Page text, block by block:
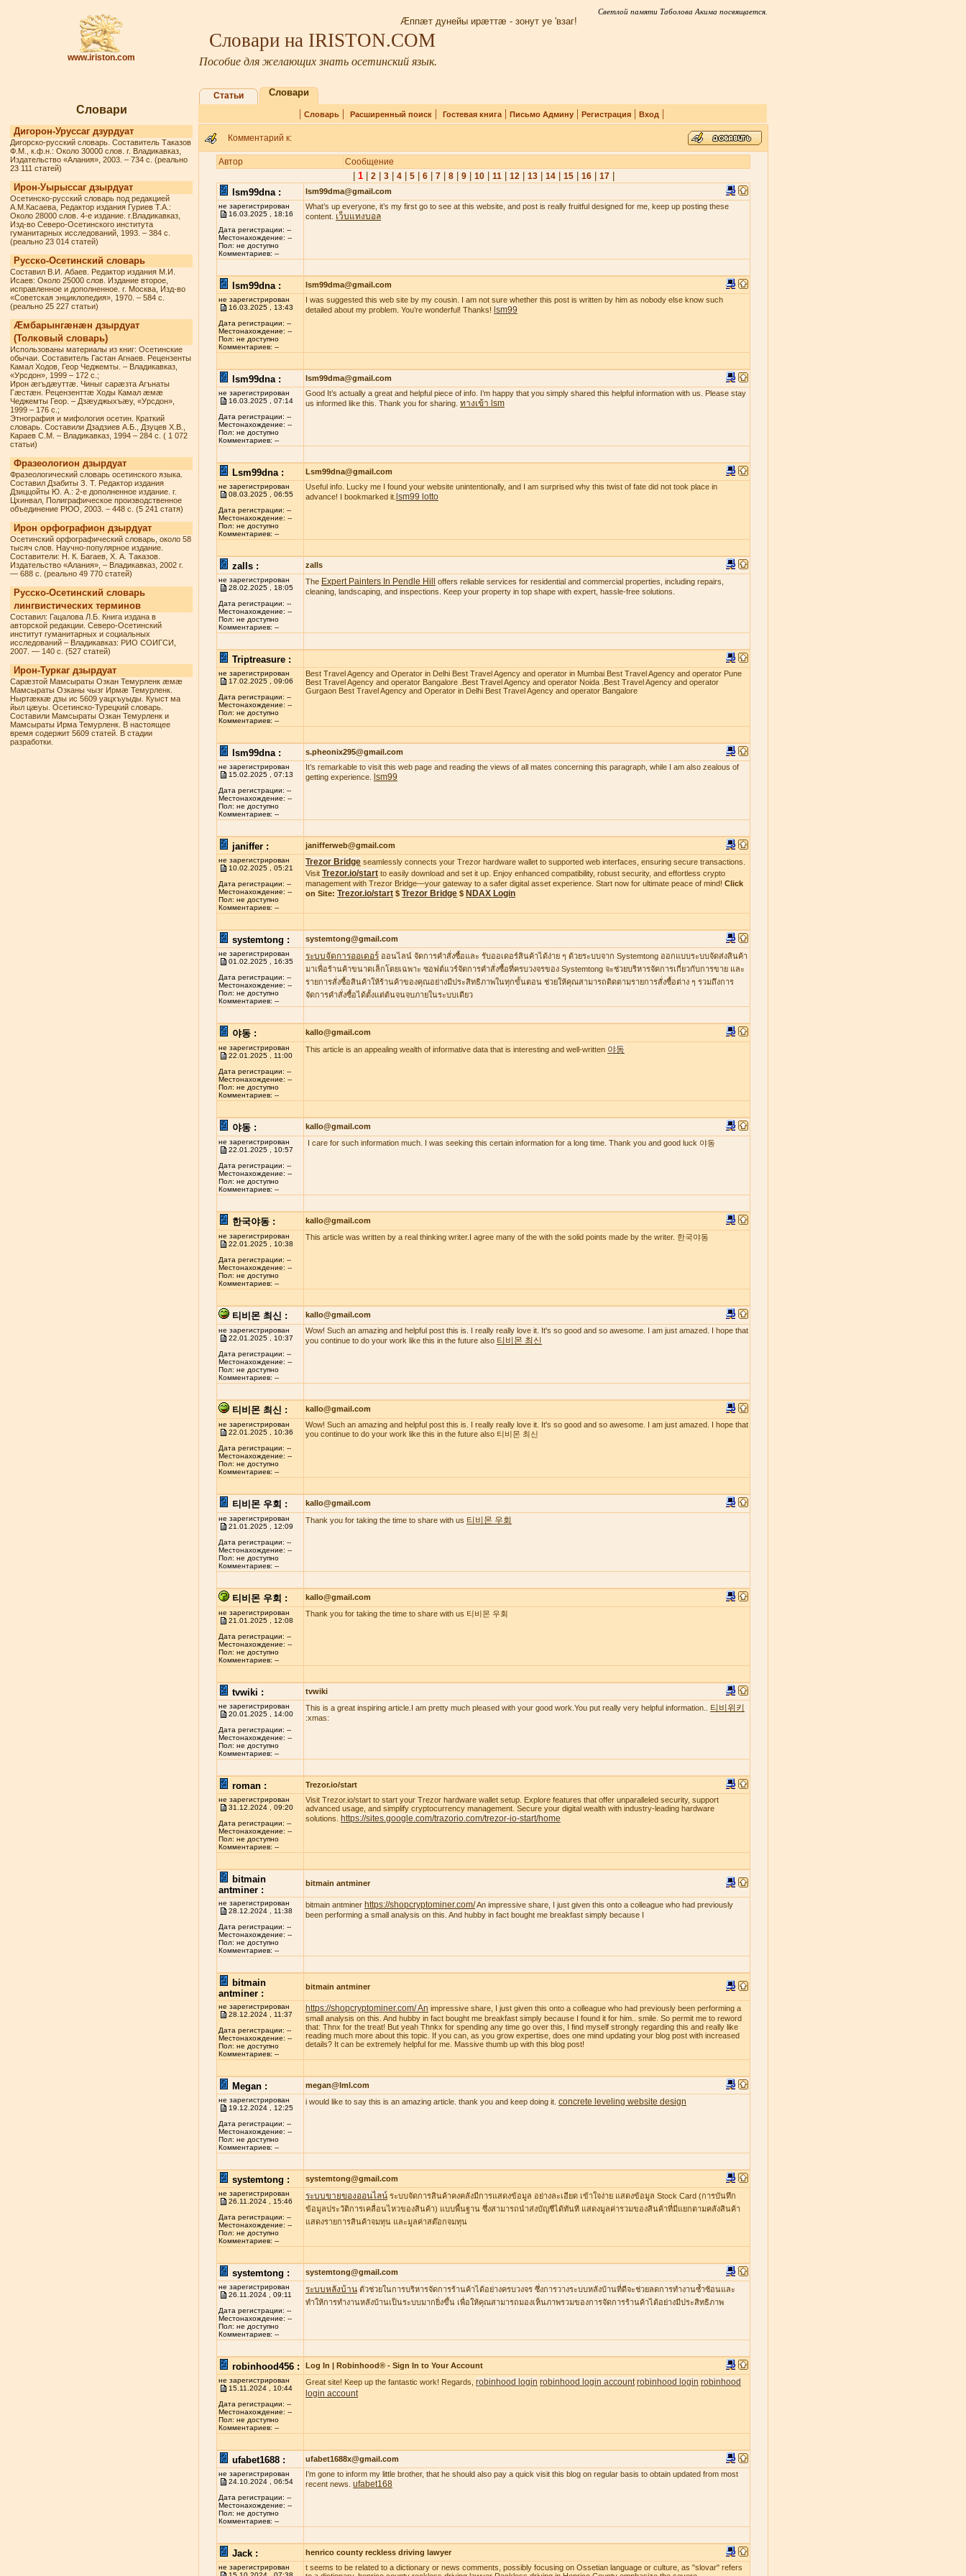
www.iriston.com
Светлой памяти Таболова Акима посвящается.
Æппæт дунейы ирæттæ - зонут уе 'взаг!
Словари на IRISTON.COM
Пособие для желающих знать осетинский язык.
Словари
Дигорон-Уруссаг дзурдуат
Дигорско-русский словарь. Составитель Таказов
Ф.М., к.ф.н.: Около 30000 слов. г. Владикавказ,
Издательство «Алания», 2003. – 734 с. (реально
23 111 статей)
Ирон-Уырыссаг дзырдуат
Осетинско-русский словарь под редакцией
А.М.Касаева, Редактор издания Гуриев Т.А.:
Около 28000 слов. 4-е издание. г.Владикавказ,
Изд-во Северо-Осетинского института
гуманитарных исследований, 1993. – 384 с.
(реально 23 014 статей)
Русско-Осетинский словарь
Составил В.И. Абаев. Редактор издания М.И.
Исаев: Около 25000 слов. Издание второе,
исправленное и дополненное. г. Москва, Изд-во
«Советская энциклопедия», 1970. – 584 с.
(реально 25 227 статьи)
Æмбарынгæнæн дзырдуат
(Толковый словарь)
Использованы материалы из книг: Осетинские
обычаи. Составитель Гастан Агнаев. Рецензенты
Камал Ходов, Геор Чеджемты. – Владикавказ,
«Урсдон», 1999 – 172 с.;
Ирон æгъдæуттæ. Чиныг сарæзта Агънаты
Гæстæн. Рецензенттæ Ходы Камал æмæ
Чеджемты Геор. – Дзæуджыхъæу, «Урсдон»,
1999 – 176 с.;
Этнография и мифология осетин. Краткий
словарь. Составили Дзадзиев А.Б., Дзуцев Х.В.,
Караев С.М. – Владикавказ, 1994 – 284 с. ( 1 072
статьи)
Фразеологион дзырдуат
Фразеологический словарь осетинского языка.
Составил Дзабиты З. Т. Редактор издания
Дзиццойты Ю. А.: 2-е дополненное издание. г.
Цхинвал, Полиграфическое производственное
объединение РЮО, 2003. – 448 с. (5 241 статя)
Ирон орфографион дзырдуат
Осетинский орфографический словарь, около 58
тысяч слов. Научно-популярное издание.
Составители: Н. К. Багаев, Х. А. Таказов.
Издательство «Алания», – Владикавказ, 2002 г.
— 688 с. (реально 49 770 статей)
Русско-Осетинский словарь
лингвистических терминов
Составил: Гацалова Л.Б. Книга издана в
авторской редакции. Северо-Осетинский
институт гуманитарных и социальных
исследований – Владикавказ: РИО СОИГСИ,
2007. — 140 с. (527 статей)
Ирон-Туркаг дзырдуат
Сарæзтой Мамсыраты Озкан Темурленк æмæ
Мамсыраты Озканы чызг Ирмæ Темурленк.
Ныртæккæ дзы ис 5609 уацхъуыды. Куыст ма
йыл цæуы. Осетинско-Турецкий словарь.
Составили Мамсыраты Озкан Темурленк и
Мамсыраты Ирма Темурленк. В настоящее
время содержит 5609 статей. В стадии
разработки.
Статьи Словари
| Словарь| Расширенный поиск| Гостевая книга| Письмо Админу| Регистрация| Вход |
Комментарий к:
Автор Сообщение
1| 2| 3| 4| 5| 6| 7| 8| 9| 10| 11| 12| 13| 14| 15| 16| 17|
lsm99dna :
lsm99dma@gmail.com
не зарегистрирован
16.03.2025 , 18:16
Дата регистрации: --
Местонахождение: --
Пол: не доступно
Комментариев: --
What’s up everyone, it’s my first go to see at this website, and post is really fruitful designed for me, keep up posting these
content. เว็บแทงบอล
lsm99dna : lsm99dma@gmail.com
не зарегистрирован
16.03.2025 , 13:43
Дата регистрации: --
Местонахождение: --
Пол: не доступно
Комментариев: --
I was suggested this web site by my cousin. I am not sure whether this post is written by him as nobody else know such
detailed about my problem. You’re wonderful! Thanks! lsm99
lsm99dna : lsm99dma@gmail.com
не зарегистрирован
16.03.2025 , 07:14
Дата регистрации: --
Местонахождение: --
Пол: не доступно
Комментариев: --
Good It’s actually a great and helpful piece of info. I’m happy that you simply shared this helpful information with us. Please stay
us informed like this. Thank you for sharing. ทางเข้า lsm
Lsm99dna : Lsm99dna@gmail.com
не зарегистрирован
08.03.2025 , 06:55
Дата регистрации: --
Местонахождение: --
Пол: не доступно
Комментариев: --
Useful info. Lucky me I found your website unintentionally, and I am surprised why this twist of fate did not took place in
advance! I bookmarked it. lsm99 lotto
zalls : zalls
не зарегистрирован
28.02.2025 , 18:05
Дата регистрации: --
Местонахождение: --
Пол: не доступно
Комментариев: --
The Expert Painters In Pendle Hill
offers reliable services for residential and commercial properties, including repairs,
cleaning, landscaping, and inspections. Keep your property in top shape with expert, hassle-free solutions.
Triptreasure :
не зарегистрирован
17.02.2025 , 09:06
Дата регистрации: --
Местонахождение: --
Пол: не доступно
Комментариев: --
Best Travel Agency and Operator in Delhi Best Travel Agency and operator in Mumbai Best Travel Agency and operator Pune
Best Travel Agency and operator Bangalore .Best Travel Agency and operator Noida .Best Travel Agency and operator
Gurgaon Best Travel Agency and Operator in Delhi Best Travel Agency and operator Bangalore
lsm99dna : s.pheonix295@gmail.com
не зарегистрирован
15.02.2025 , 07:13
Дата регистрации: --
Местонахождение: --
Пол: не доступно
Комментариев: --
It’s remarkable to visit this web page and reading the views of all mates concerning this paragraph, while I am also zealous of
getting experience.
lsm99
janiffer : janifferweb@gmail.com
не зарегистрирован
10.02.2025 , 05:21
Дата регистрации: --
Местонахождение: --
Пол: не доступно
Комментариев: --
Trezor Bridge seamlessly connects your Trezor hardware wallet to supported web interfaces, ensuring secure transactions.
Visit Trezor.io/start to easily download and set it up. Enjoy enhanced compatibility, robust security, and effortless crypto
management with Trezor Bridge—your gateway to a safer digital asset experience. Start now for ultimate peace of mind! Click
on Site: Trezor.io/start $ Trezor Bridge $ NDAX Login
systemtong : systemtong@gmail.com
не зарегистрирован
01.02.2025 , 16:35
Дата регистрации: --
Местонахождение: --
Пол: не доступно
Комментариев: --
ระบบจัดการออเดอร์ ออนไลน์ จัดการคำสั่งซื้อและ รับออเดอร์สินค้าได้ง่าย ๆ ด้วยระบบจาก Systemtong ออกแบบระบบจัดส่งสินค้า
มาเพื่อร้านค้าขนาดเล็กโดยเฉพาะ ซอฟต์แวร์จัดการคำสั่งซื้อที่ครบวงจรของ Systemtong จะช่วยบริหารจัดการเกี่ยวกับการขาย และ
รายการสั่งซื้อสินค้าให้ร้านค้าของคุณอย่างมีประสิทธิภาพในทุกขั้นตอน ช่วยให้คุณสามารถติดตามรายการสั่งซื้อต่าง ๆ รวมถึงการ
จัดการคำสั่งซื้อได้ตั้งแต่ต้นจนจบภายในระบบเดียว
야동 : kallo@gmail.com
не зарегистрирован
22.01.2025 , 11:00
Дата регистрации: --
Местонахождение: --
Пол: не доступно
Комментариев: --
This article is an appealing wealth of informative data that is interesting and well-written 야동
야동 : kallo@gmail.com
не зарегистрирован
22.01.2025 , 10:57
Дата регистрации: --
Местонахождение: --
Пол: не доступно
Комментариев: --
I care for such information much. I was seeking this certain information for a long time. Thank you and good luck 야동
한국야동 : kallo@gmail.com
не зарегистрирован
22.01.2025 , 10:38
Дата регистрации: --
Местонахождение: --
Пол: не доступно
Комментариев: --
This article was written by a real thinking writer.I agree many of the with the solid points made by the writer. 한국야동
티비몬 최신 : kallo@gmail.com
не зарегистрирован
22.01.2025 , 10:37
Дата регистрации: --
Местонахождение: --
Пол: не доступно
Комментариев: --
Wow! Such an amazing and helpful post this is. I really really love it. It's so good and so awesome. I am just amazed. I hope that
you continue to do your work like this in the future also 티비몬 최신
티비몬 최신 : kallo@gmail.com
не зарегистрирован
22.01.2025 , 10:36
Дата регистрации: --
Местонахождение: --
Пол: не доступно
Комментариев: --
Wow! Such an amazing and helpful post this is. I really really love it. It's so good and so awesome. I am just amazed. I hope that
you continue to do your work like this in the future also 티비몬 최신
티비몬 우회 : kallo@gmail.com
не зарегистрирован
21.01.2025 , 12:09
Дата регистрации: --
Местонахождение: --
Пол: не доступно
Комментариев: --
Thank you for taking the time to share with us 티비몬 우회
티비몬 우회 : kallo@gmail.com
не зарегистрирован
21.01.2025 , 12:08
Дата регистрации: --
Местонахождение: --
Пол: не доступно
Комментариев: --
Thank you for taking the time to share with us 티비몬 우회
tvwiki : tvwiki
не зарегистрирован
20.01.2025 , 14:00
Дата регистрации: --
Местонахождение: --
Пол: не доступно
Комментариев: --
This is a great inspiring article.I am pretty much pleased with your good work.You put really very helpful information.. 티비위키
:xmas:
roman : Trezor.io/start
не зарегистрирован
31.12.2024 , 09:20
Дата регистрации: --
Местонахождение: --
Пол: не доступно
Комментариев: --
Visit Trezor.io/start to start your Trezor hardware wallet setup. Explore features that offer unparalleled security, support
advanced usage, and simplify cryptocurrency management. Secure your digital wealth with industry-leading hardware
solutions.
https://sites.google.com/trazorio.com/trezor-io-start/home
bitmain
antminer :
bitmain antminer
не зарегистрирован
28.12.2024 , 11:38
Дата регистрации: --
Местонахождение: --
Пол: не доступно
Комментариев: --
bitmain antminer https://shopcryptominer.com/An impressive share, I just given this onto a colleague who had previously
been performing a small analysis on this. And hubby in fact bought me breakfast simply because I
bitmain
antminer :
bitmain antminer
не зарегистрирован
28.12.2024 , 11:37
Дата регистрации: --
Местонахождение: --
Пол: не доступно
Комментариев: --
https://shopcryptominer.com/ An impressive share, I just given this onto a colleague who had previously been performing a
small analysis on this. And hubby in fact bought me breakfast simply because I found it for him.. smile. So permit me to reword
that: Thnx for the treat! But yeah Thnkx for spending any time go over this, I find myself strongly regarding this and really like
reading much more about this topic. If you can, as you grow expertise, does one mind updating your blog post with increased
details? It can be extremely helpful for me. Massive thumb up with this blog post!
Megan : megan@lml.com
не зарегистрирован
19.12.2024 , 12:25
Дата регистрации: --
Местонахождение: --
Пол: не доступно
Комментариев: --
i would like to say this is an amazing article. thank you and keep doing it. concrete leveling website design
systemtong : systemtong@gmail.com
не зарегистрирован
26.11.2024 , 15:46
Дата регистрации: --
Местонахождение: --
Пол: не доступно
Комментариев: --
ระบบขายของออนไลน์ ระบบจัดการสินค้าคงคลังมีการแสดงข้อมูล อย่างละเอียด เข้าใจง่าย แสดงข้อมูล Stock Card (การบันทึก
ข้อมูลประวัติการเคลื่อนไหวของสินค้า) แบบพื้นฐาน ซึ่งสามารถนำส่งบัญชีได้ทันที แสดงมูลค่ารวมของสินค้าที่มีแยกตามคลังสินค้า
แสดงรายการสินค้าจมทุน และมูลค่าสต๊อกจมทุน
systemtong : systemtong@gmail.com
не зарегистрирован
26.11.2024 , 09:11
Дата регистрации: --
Местонахождение: --
Пол: не доступно
Комментариев: --
ระบบหลังบ้าน ตัวช่วยในการบริหารจัดการร้านค้าได้อย่างครบวงจร ซึ่งการวางระบบหลังบ้านที่ดีจะช่วยลดการทำงานซ้ำซ้อนและ
ทำให้การทำงานหลังบ้านเป็นระบบมากยิ่งขึ้น เพื่อให้คุณสามารถมองเห็นภาพรวมของการจัดการร้านค้าได้อย่างมีประสิทธิภาพ
robinhood456 : Log In | Robinhood® - Sign In to Your Account
не зарегистрирован
15.11.2024 , 10:44
Дата регистрации: --
Местонахождение: --
Пол: не доступно
Комментариев: --
Great site! Keep up the fantastic work! Regards, robinhood login robinhood login account robinhood login robinhood
login account
ufabet1688 : ufabet1688x@gmail.com
не зарегистрирован
24.10.2024 , 06:54
Дата регистрации: --
Местонахождение: --
Пол: не доступно
Комментариев: --
I’m gone to inform my little brother, that he should also pay a quick visit this blog on regular basis to obtain updated from most
recent news. ufabet168
Jack : henrico county reckless driving lawyer
не зарегистрирован
t seems to be related to a dictionary or news comments, possibly focusing on Ossetian language or culture, as "slovar" refers